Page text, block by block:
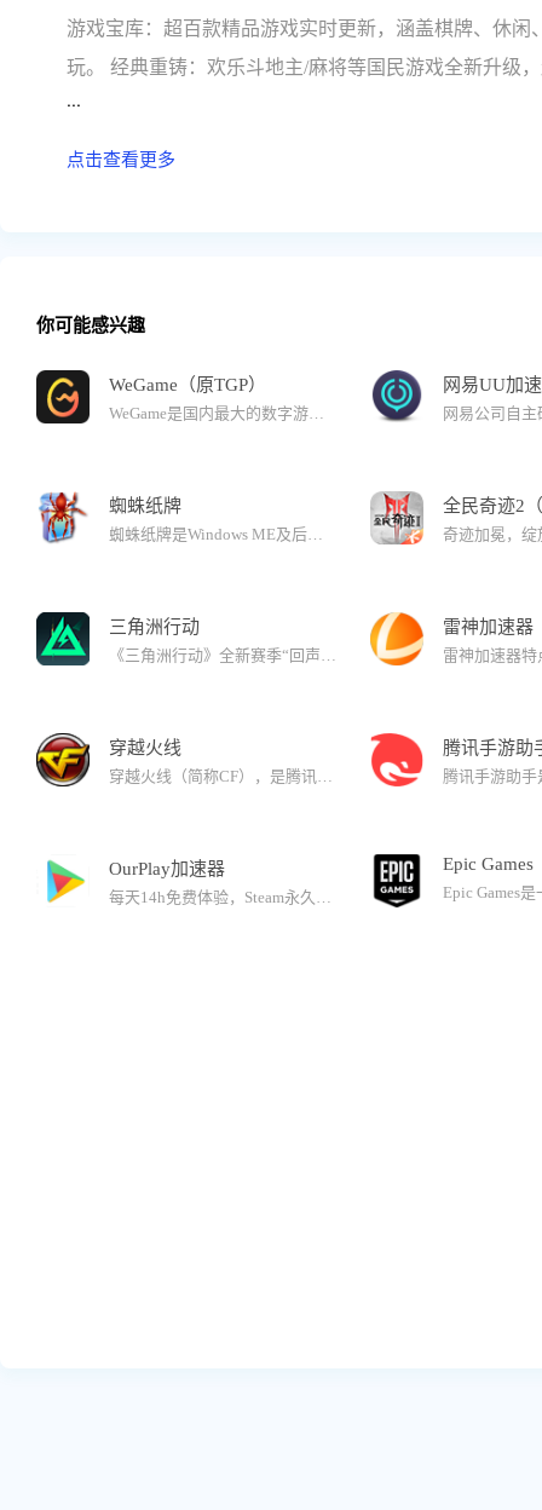
游戏宝库：超百款精品游戏实时更新，涵盖棋牌、休
玩。 经典重铸：欢乐斗地主/麻将等国民游戏全新升级
回馈：每月更新游戏礼包+实物周边，福利价值超十万
...
点击查看更多
你可能感兴趣
WeGame（原TGP）
WeGame是国内最大的数字游戏发行平台，集游戏购买下载、游戏社区等功能于一身，为游戏开发者提供更好的服务，为游戏玩家提供更多优质游戏内容，构筑开发者和游戏玩家之间的沟通桥梁。 WeGame2.0客户端下载-更轻更快更好玩！ 伴随WeGame品牌升级-与游戏人同行，全新2.0版本来了！性能大幅提升，界面更加清爽，主页升级“与我相关”，先锋测试焕新亮相！
网易UU加
蜘蛛纸牌
蜘蛛纸牌是Windows ME及后续版本所自带的小游戏，游戏的目标是以最少的移动次数将牌面中的十叠牌以及待发的五组，共计八副牌整理移除。当所有牌被移除整理到界面的左下方，游戏获胜。
全民奇迹2
三角洲行动
《三角洲行动》全新赛季“回声”4月16日正式上线！烽火地带全新模式&全新玩法、全面战场全新地图、全新侦察型干员等多项更新，带来超越以往的战斗体验！还有海量优化内容也将同步上线！
雷神加速器
穿越火线
穿越火线（简称CF），是腾讯倾力打造的一款以两大国际佣兵组织间作战为背景的网络枪战游戏。CF集多款单机FPS的优点于一身，广泛听取国内玩家的意见不断优化丰富游戏内容，将厚重的佣兵文化、刺激的枪战感受、丰富的游戏内容、更新的游戏模式、震撼的武器装备，融合在低配置的PC上平稳顺畅地运行，是超爽超人气的新一代枪战游戏的代表之作。【最低支持系统：XP-SP3】。
腾讯手游助
OurPlay加速器
每天14h免费体验，Steam永久免费！Pro+会员限时5折！颠覆性技术突破，树立游戏加速行业新标杆！1.UDP超维抗丢包技术：实现50%以上极端丢包也能秒级归零！2.多线并发加速引擎：首次实现一键加速游戏所有区服，彻底解决频繁重连导致的体验割裂问题。3.聚合加速矩阵：基于专业级聚合加速技术，支持多款3A级网游同时加速运行，自动匹配最优线路！【更多功能亮点】1.所有国服免费加速，加速节点覆盖全球2.强力游戏辅助工具加持，中文汉化、准星工具等3.支持手游模拟器功能【热玩游戏】绝地求生、边狱巴士、Apex、GTA5、无畏契约、CSGO等！
Epic Games